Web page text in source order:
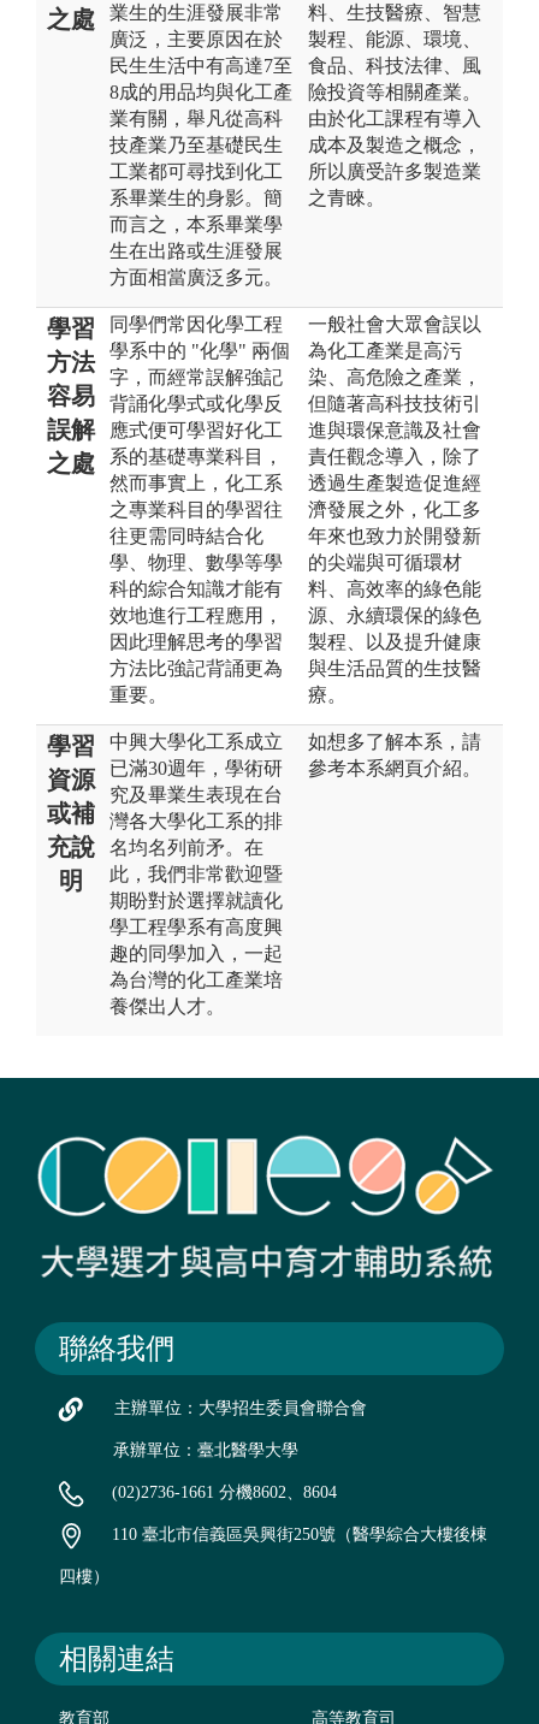
之處
業生的生涯發展非常
廣泛，主要原因在於
民生生活中有高達7至
8成的用品均與化工產
業有關，舉凡從高科
技產業乃至基礎民生
工業都可尋找到化工
系畢業生的身影。簡
而言之，本系畢業學
生在出路或生涯發展
方面相當廣泛多元。
料、生技醫療、智慧
製程、能源、環境、
食品、科技法律、風
險投資等相關產業。
由於化工課程有導入
成本及製造之概念，
所以廣受許多製造業
之青睞。
學習
方法
容易
誤解
之處
同學們常因化學工程
學系中的 "化學" 兩個
字，而經常誤解強記
背誦化學式或化學反
應式便可學習好化工
系的基礎專業科目，
然而事實上，化工系
之專業科目的學習往
往更需同時結合化
學、物理、數學等學
科的綜合知識才能有
效地進行工程應用，
因此理解思考的學習
方法比強記背誦更為
重要。
一般社會大眾會誤以
為化工產業是高污
染、高危險之產業，
但隨著高科技技術引
進與環保意識及社會
責任觀念導入，除了
透過生產製造促進經
濟發展之外，化工多
年來也致力於開發新
的尖端與可循環材
料、高效率的綠色能
源、永續環保的綠色
製程、以及提升健康
與生活品質的生技醫
療。
學習
資源
或補
充說
明
中興大學化工系成立
已滿30週年，學術研
究及畢業生表現在台
灣各大學化工系的排
名均名列前矛。在
此，我們非常歡迎暨
期盼對於選擇就讀化
學工程學系有高度興
趣的同學加入，一起
為台灣的化工產業培
養傑出人才。
如想多了解本系，請
參考本系網頁介紹。
聯絡我們
主辦單位：大學招生委員會聯合會
承辦單位：臺北醫學大學
(02)2736-1661 分機8602、8604
110 臺北市信義區吳興街250號（醫學綜合大樓後棟
四樓）
相關連結
教育部 高等教育司